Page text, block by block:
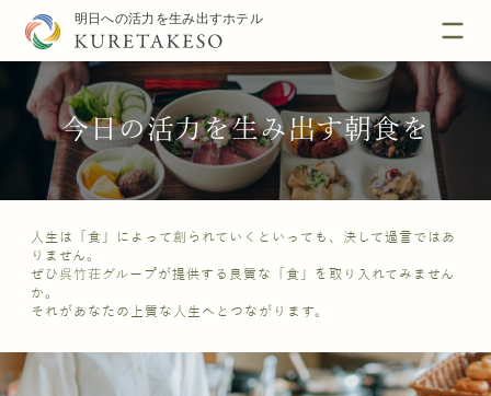
今日の活力を生み出す朝食を
人生は「食」によって創られていくといっても、決して過言ではあ
りません。
ぜひ呉竹荘グループが提供する良質な「食」を取り入れてみません
か。
それがあなたの上質な人生へとつながります。